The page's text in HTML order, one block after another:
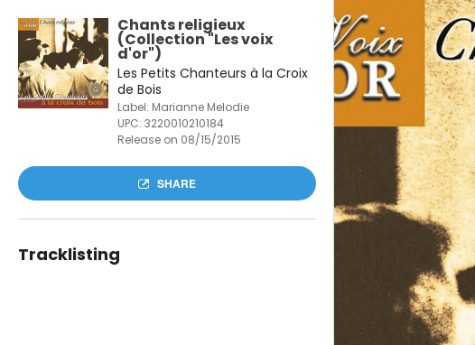
Chants religieux
(Collection "Les voix
d'or")
Les Petits Chanteurs à la Croix
de Bois
Label: Marianne Melodie
UPC: 3220010210184
Release on 08/15/2015
SHARE
Tracklisting